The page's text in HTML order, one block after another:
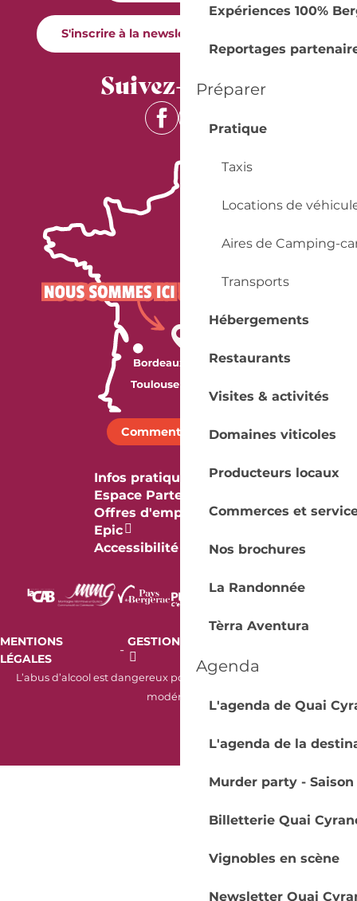
Expériences 100%
Reportages
Préparer
Pratique
Taxis
Locations de
Aires de Camping-
Transports
Hébergements
Restaurants
Visites & activités
Domaines viticoles
Producteurs locaux
Commerces et
Nos brochures
La Randonnée
Tèrra Aventura
Agenda
L'agenda de Quai
L'agenda de la
Murder party - Saison
Billetterie Quai
Vignobles en scène
Newsletter Quai
S'inscrire à la newsletter Quai Cyrano
Suivez-nous !
Comment venir ?
Infos pratiques
Espace Partenaires
Offres d'emploi & stage
Epic
Accessibilité
MENTIONS
LÉGALES
-
GESTION DES COOKIES
L’abus d’alcool est dangereux pour la santé. À consommer avec
modération.